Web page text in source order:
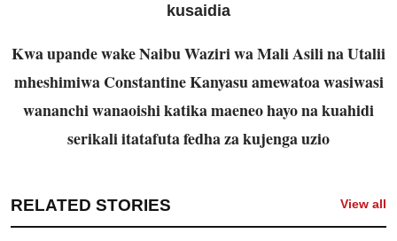
kusaidia
Kwa upande wake Naibu Waziri wa Mali Asili na Utalii
mheshimiwa Constantine Kanyasu amewatoa wasiwasi
wananchi wanaoishi katika maeneo hayo na kuahidi
serikali itatafuta fedha za kujenga uzio
RELATED STORIES View all